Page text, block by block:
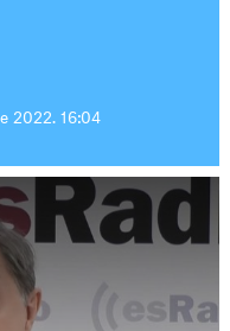
2022. 16:04